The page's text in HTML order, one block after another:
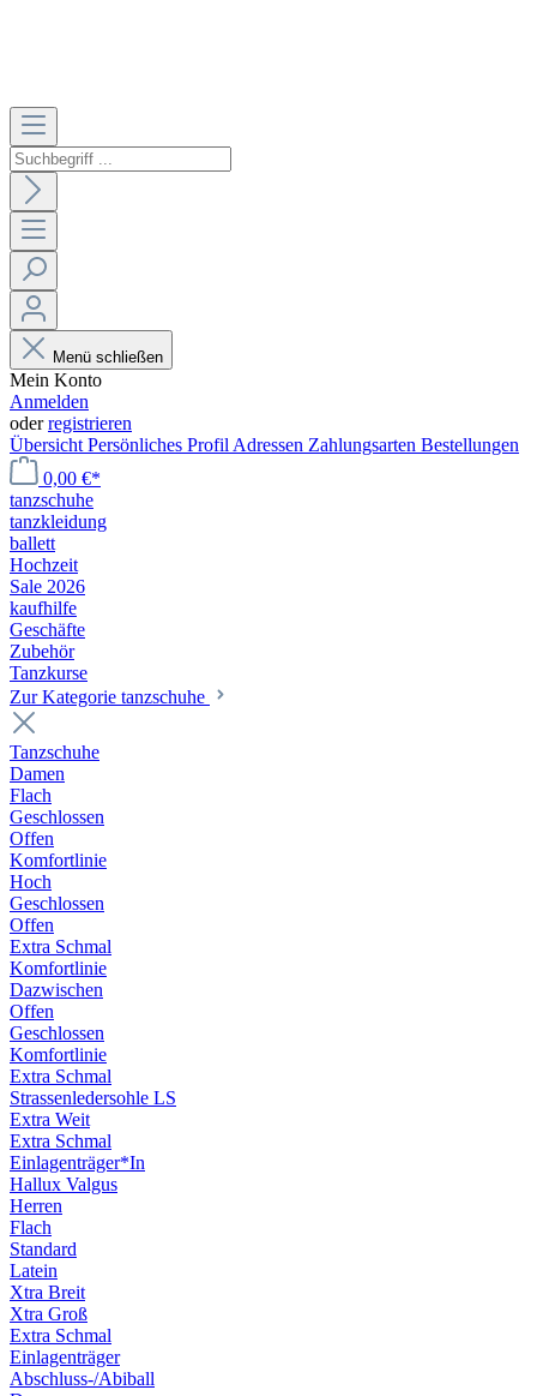
Menü schließen
Mein Konto
Anmelden
oderregistrieren
Übersicht Persönliches Profil Adressen Zahlungsarten Bestellungen
0,00 €*
tanzschuhe
tanzkleidung
ballett
Hochzeit
Sale 2026
kaufhilfe
Geschäfte
Zubehör
Tanzkurse
Zur Kategorie tanzschuhe
Tanzschuhe
Damen
Flach
Geschlossen
Offen
Komfortlinie
Hoch
Geschlossen
Offen
Extra Schmal
Komfortlinie
Dazwischen
Offen
Geschlossen
Komfortlinie
Extra Schmal
Strassenledersohle LS
Extra Weit
Extra Schmal
Einlagenträger*In
Hallux Valgus
Herren
Flach
Standard
Latein
Xtra Breit
Xtra Groß
Extra Schmal
Einlagenträger
Abschluss-/Abiball